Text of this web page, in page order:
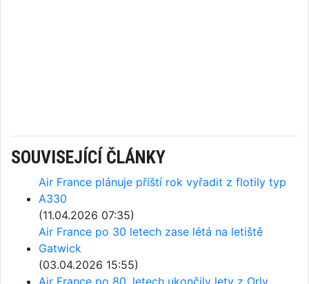
SOUVISEJÍCÍ ČLÁNKY
Air France plánuje příští rok vyřadit z flotily typ
A330
(11.04.2026 07:35)
Air France po 30 letech zase létá na letiště
Gatwick
(03.04.2026 15:55)
Air France po 80. letech ukončily lety z Orly